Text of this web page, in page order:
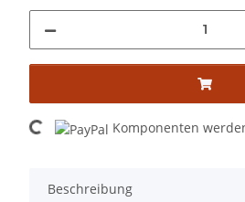
Komponenten
Beschreibung